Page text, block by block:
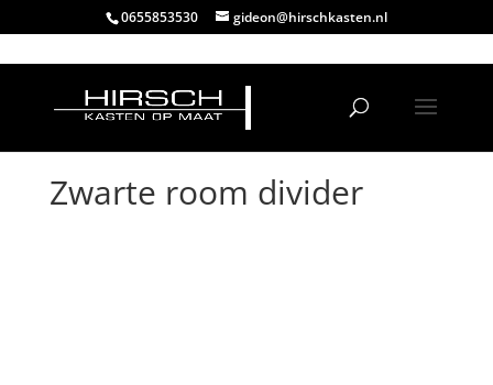
0655853530 gideon@hirschkasten.nl
Zwarte room divider